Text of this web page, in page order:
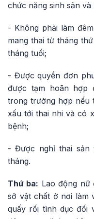
chức năng sinh sản và
- Không phải làm
mang thai từ tháng
tháng tuổi;
- Được quyền đơn
được tạm hoãn hợp
trong trường hợp nếu
xấu tới thai nhi và có
bệnh;
- Được nghỉ thai sản
tháng.
Thứ ba: Lao động nữ
sở vật chất ở nơi làm
quấy rối tình dục đối